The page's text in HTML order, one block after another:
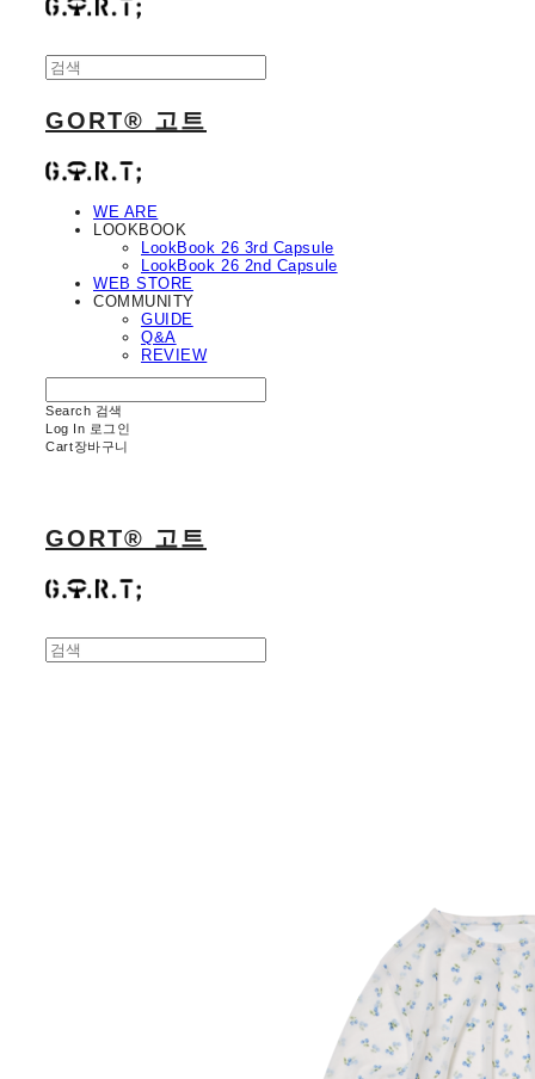
GORT® 고트
WE ARE
LOOKBOOK
LookBook 26 3rd Capsule
LookBook 26 2nd Capsule
WEB STORE
COMMUNITY
GUIDE
Q&A
REVIEW
Search 검색
Log In 로그인
Cart장바구니
GORT® 고트